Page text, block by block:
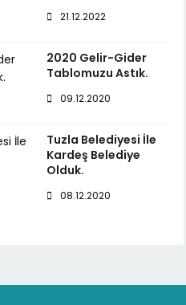
21.12.2022
2020 Gelir-Gider
Tablomuzu Astık.
09.12.2020
Tuzla Belediyesi İle
Kardeş Belediye
Olduk.
08.12.2020